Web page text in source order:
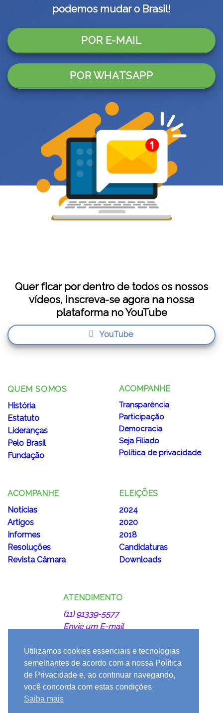
podemos mudar o Brasil!
POR E-MAIL
POR WHATSAPP
Quer ficar por dentro de todos os nossos
vídeos, inscreva-se agora na nossa
plataforma no YouTube
YouTube
QUEM SOMOS
História
Estatuto
Lideranças
Pelo Brasil
Fundação
ACOMPANHE
Transparência
Participação
Democracia
Seja Filiado
Política de privacidade
ACOMPANHE
Notícias
Artigos
Informes
Resoluções
Revista Câmara
ELEIÇÕES
2024
2020
2018
Candidaturas
Downloads
ATENDIMENTO
(11) 91339-5577
Envie um E-mail
Utilizamos cookies essenciais e tecnologias
semelhantes de acordo com a nossa Política
de Privacidade e, ao continuar navegando,
você concorda com estas condições.
Saiba mais